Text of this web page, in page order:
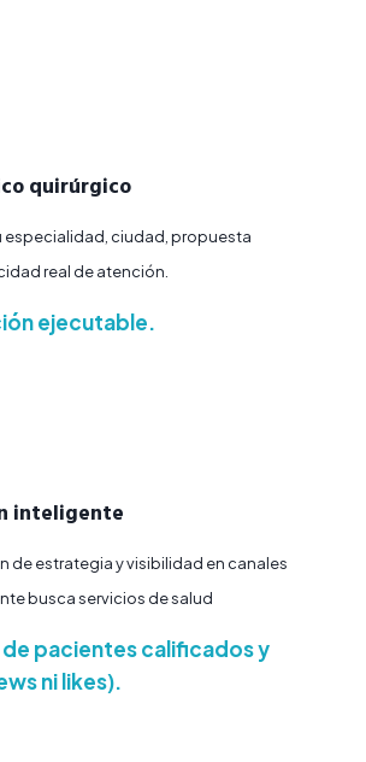
quirúrgico
especialidad, ciudad, propuesta
real de atención.
ejecutable.
inteligente
de estrategia y visibilidad en canales
busca servicios de salud
pacientes calificados y
ni likes).